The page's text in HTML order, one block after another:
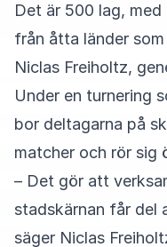
Det är 500 lag,
från åtta länder
Niclas Freiholtz,
Under en turnering
bor deltagarna på
matcher och rör sig
– Det gör att
stadskärnan får del
säger Niclas